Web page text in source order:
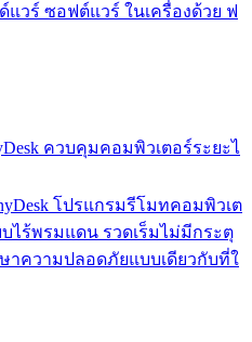
แวร์ ซอฟต์แวร์ ในเครื่องด้วย ฟ
ควบคุมคอมพิวเตอร์ระยะไ
โปรแกรมรีโมทคอมพิวเต
ไร้พรมแดน รวดเร็มไม่มีกระตุ
ความปลอดภัยแบบเดียวกับที่ใ